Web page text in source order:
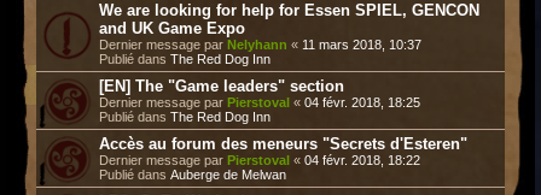
We are looking for help for Essen SPIEL, GENCON
and UK Game Expo
Dernier message par Nelyhann « 11 mars 2018, 10:37
Publié dans The Red Dog Inn
[EN] The "Game leaders" section
Dernier message par Pierstoval « 04 févr. 2018, 18:25
Publié dans The Red Dog Inn
Accès au forum des meneurs "Secrets d'Esteren"
Dernier message par Pierstoval « 04 févr. 2018, 18:22
Publié dans Auberge de Melwan